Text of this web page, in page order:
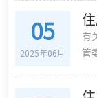
05
2025年06月
有
管